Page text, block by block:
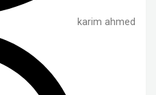
karim ahmed